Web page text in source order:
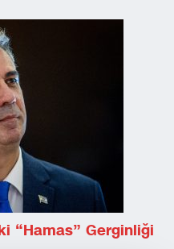
“Hamas” Gerginliği